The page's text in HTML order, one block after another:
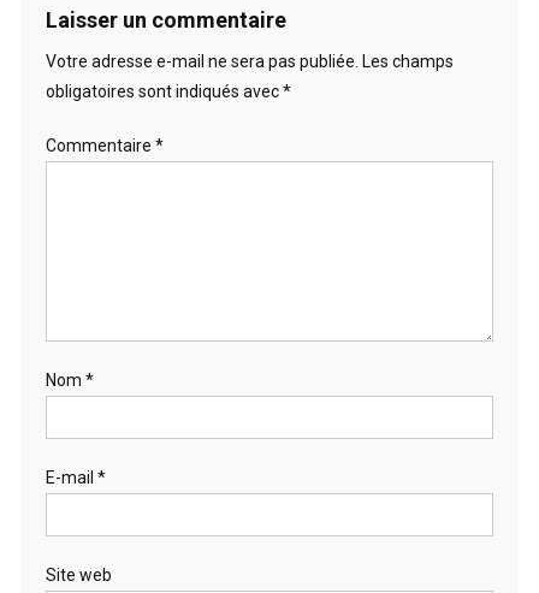
Laisser un commentaire
Votre adresse e-mail ne sera pas publiée. Les champs
obligatoires sont indiqués avec*
Commentaire *
Nom *
E-mail *
Site web